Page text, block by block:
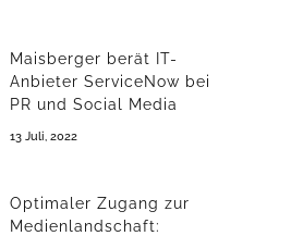
Maisberger berät IT-
Anbieter ServiceNow bei
PR und Social Media
13 Juli, 2022
Optimaler Zugang zur
Medienlandschaft: